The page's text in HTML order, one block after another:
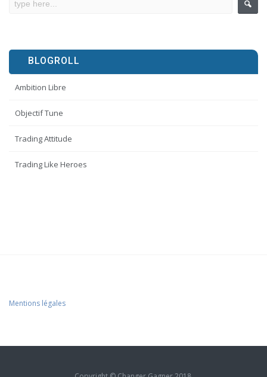
BLOGROLL
Ambition Libre
Objectif Tune
Trading Attitude
Trading Like Heroes
Mentions légales